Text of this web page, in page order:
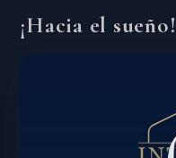
¡Hacia el sueño!